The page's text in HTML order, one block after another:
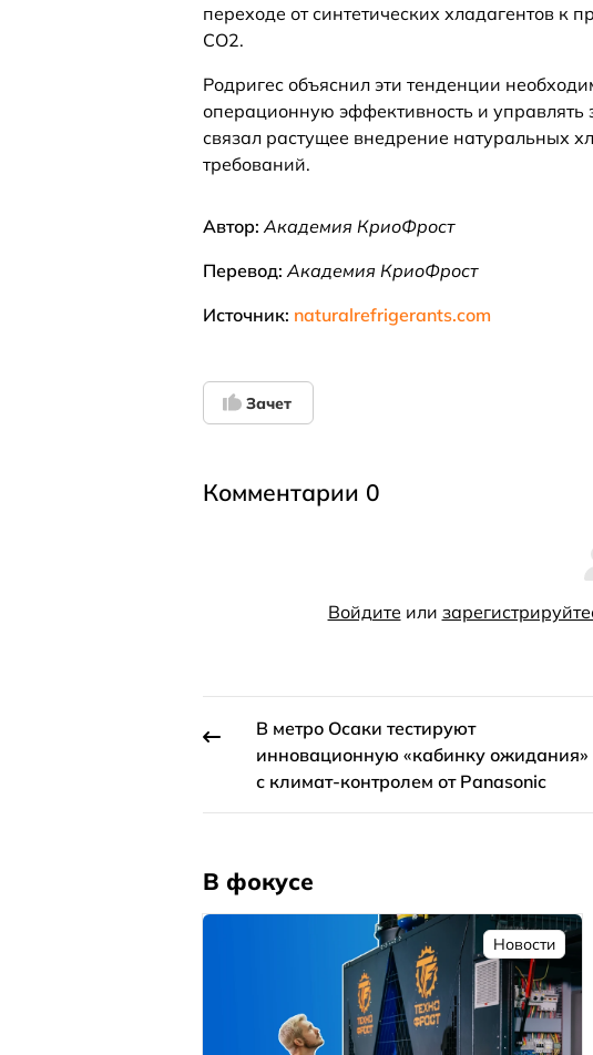
переходе от синтетических хладагентов
CO2.
Родригес объяснил эти тенденции
операционную эффективность и
связал растущее внедрение натуральных
требований.
Автор:Академия КриоФрост
Перевод:Академия КриоФрост
Источник: naturalrefrigerants.com
Зачет
Комментарии 0
Войдите или
В метро Осаки тестируют
инновационную «кабинку ожидания»
с климат-контролем от Panasonic
В фокусе
Новости